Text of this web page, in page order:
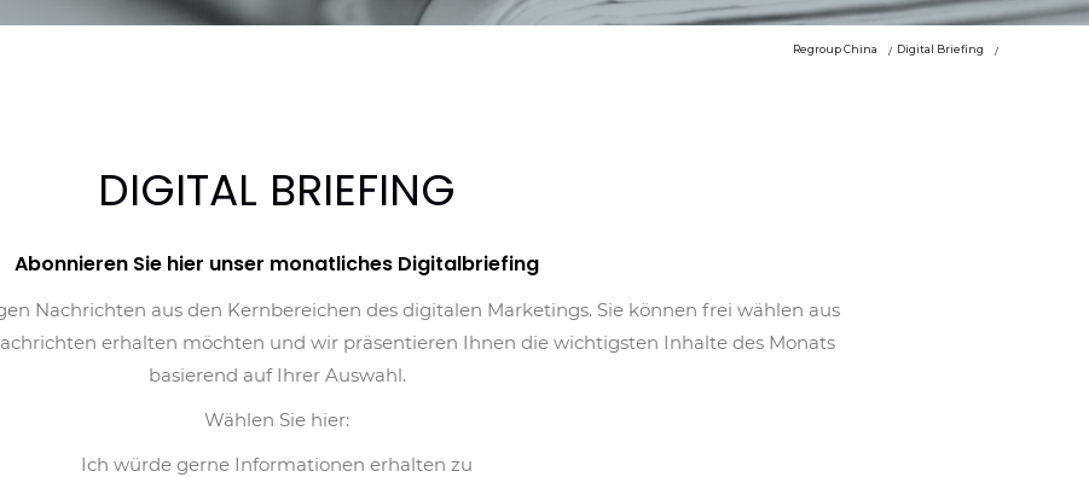
Regroup China Digital Briefing
DIGITAL BRIEFING
Abonnieren Sie hier unser monatliches Digitalbriefing
Nachrichten aus den Kernbereichen des digitalen Marketings. Sie können frei wählen aus
erhalten möchten und wir präsentieren Ihnen die wichtigsten Inhalte des Monats
basierend auf Ihrer Auswahl.
Wählen Sie hier:
Ich würde gerne Informationen erhalten zu